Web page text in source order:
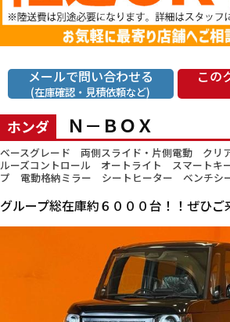
メールで問い合わせる
(在庫確認・見積依頼など)
この
ホンダ Ｎ－ＢＯＸ
ベースグレード 両側スライド・片側電動 クリ
ルーズコントロール オートライト スマートキ
プ 電動格納ミラー シートヒーター ベンチ
グループ総在庫約６０００台！！ぜひご